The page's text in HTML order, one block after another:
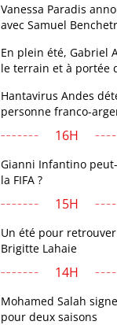
Vanessa Paradis
avec Samuel
En plein été, Gabriel
le terrain et à portée
Hantavirus Andes
personne franco-
16H
Gianni Infantino
la FIFA ?
15H
Un été pour
Brigitte Lahaie
14H
Mohamed Salah
pour deux saisons